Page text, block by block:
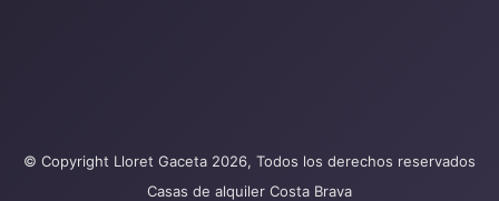
© Copyright Lloret Gaceta 2026, Todos los derechos reservados
Casas de alquiler Costa Brava